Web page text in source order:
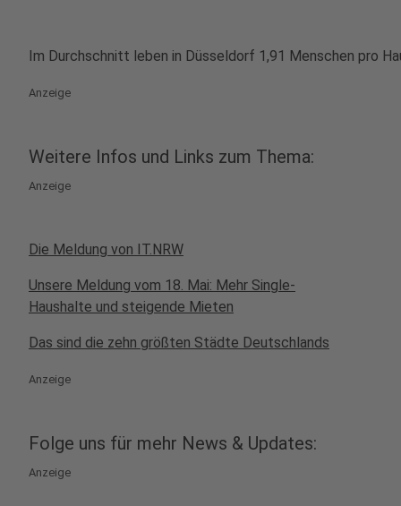
Im Durchschnitt leben in Düsseldorf 1,91 Menschen pro
Anzeige
Weitere Infos und Links zum Thema:
Anzeige
Die Meldung von IT.NRW
Unsere Meldung vom 18. Mai: Mehr Single-
Haushalte und steigende Mieten
Das sind die zehn größten Städte Deutschlands
Anzeige
Folge uns für mehr News & Updates:
Anzeige